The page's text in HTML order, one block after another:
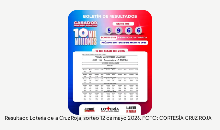
Resultado Lotería de la Cruz Roja, sorteo 12 de mayo 2026. FOTO: CORTESÍA CRUZ ROJA